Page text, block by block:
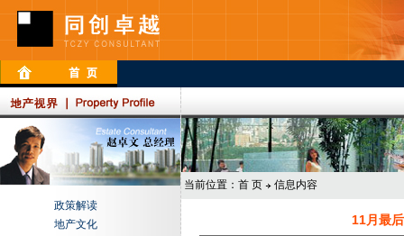
政策解读
地产文化
当前位置： 首 页 信息内容
11月最